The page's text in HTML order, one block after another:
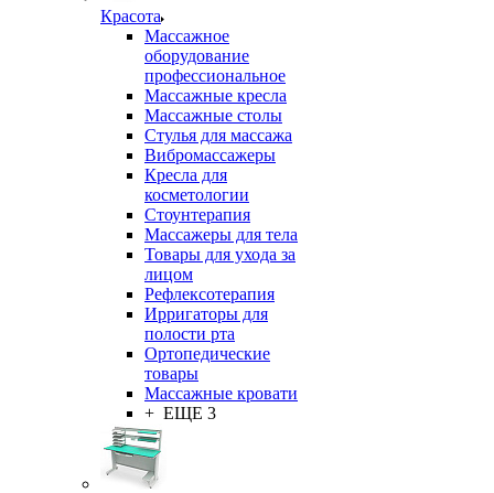
Красота
Массажное
оборудование
профессиональное
Массажные кресла
Массажные столы
Стулья для массажа
Вибромассажеры
Кресла для
косметологии
Стоунтерапия
Массажеры для тела
Товары для ухода за
лицом
Рефлексотерапия
Ирригаторы для
полости рта
Ортопедические
товары
Массажные кровати
+ ЕЩЕ 3